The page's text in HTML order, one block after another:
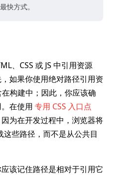
快方式。
、CSS 或 JS 中引用资源
如果你使用绝对路径引用资
构建中；因此，你应该确
在使用 专用 CSS 入口点
为在开发过程中，浏览器将
些路径，而不是从公共目
该记住路径是相对于引用它